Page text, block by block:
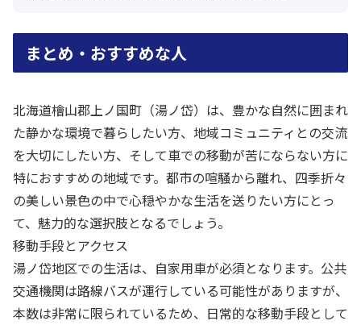
まとめ・おすすめな人
北海道檜山郡上ノ国町（湯ノ岱）は、豊かな自然に囲まれ
た静かな環境で暮らしたい方、地域コミュニティとの交流
を大切にしたい方、そして車での移動が苦にならない方に
特におすすめの地域です。都市の喧騒から離れ、四季折々
の美しい景色の中で心穏やかな生活を送りたい方にとっ
て、魅力的な選択肢となるでしょう。
移動手段とアクセス
湯ノ岱地区での生活は、自家用車が必須となります。公共
交通機関は路線バスが運行している可能性がありますが、
本数は非常に限られているため、日常的な移動手段として